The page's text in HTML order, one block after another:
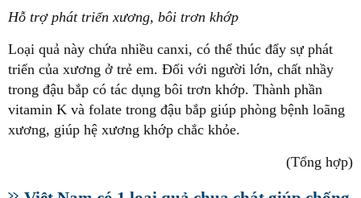
Hỗ trợ phát triển xương, bôi trơn khớp
Loại quả này chứa nhiều canxi, có thể thúc đẩy sự phát
triển của xương ở trẻ em. Đối với người lớn, chất nhầy
trong đậu bắp có tác dụng bôi trơn khớp. Thành phần
vitamin K và folate trong đậu bắp giúp phòng bệnh loãng
xương, giúp hệ xương khớp chắc khỏe.
(Tổng hợp)